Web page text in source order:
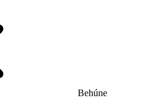
Behúne